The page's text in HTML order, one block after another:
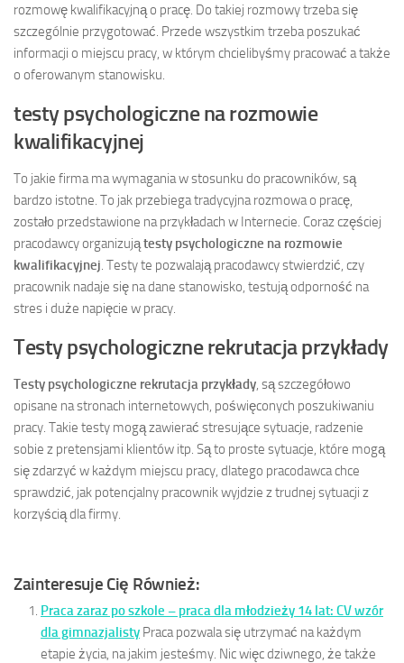
rozmowę kwalifikacyjną o pracę. Do takiej rozmowy trzeba się
szczególnie przygotować. Przede wszystkim trzeba poszukać
informacji o miejscu pracy, w którym chcielibyśmy pracować a także
o oferowanym stanowisku.
testy psychologiczne na rozmowie
kwalifikacyjnej
To jakie firma ma wymagania w stosunku do pracowników, są
bardzo istotne. To jak przebiega tradycyjna rozmowa o pracę,
zostało przedstawione na przykładach w Internecie. Coraz częściej
pracodawcy organizujątesty psychologiczne na rozmowie
kwalifikacyjnej. Testy te pozwalają pracodawcy stwierdzić, czy
pracownik nadaje się na dane stanowisko, testują odporność na
stres i duże napięcie w pracy.
Testy psychologiczne rekrutacja przykłady
Testy psychologiczne rekrutacja przykłady, są szczegółowo
opisane na stronach internetowych, poświęconych poszukiwaniu
pracy. Takie testy mogą zawierać stresujące sytuacje, radzenie
sobie z pretensjami klientów itp. Są to proste sytuacje, które mogą
się zdarzyć w każdym miejscu pracy, dlatego pracodawca chce
sprawdzić, jak potencjalny pracownik wyjdzie z trudnej sytuacji z
korzyścią dla firmy.
Zainteresuje Cię Również:
Praca zaraz po szkole – praca dla młodzieży 14 lat: CV wzór
dla gimnazjalisty Praca pozwala się utrzymać na każdym
etapie życia, na jakim jesteśmy. Nic więc dziwnego, że także